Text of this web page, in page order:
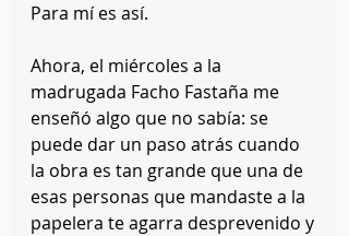
Para mí es así.
Ahora, el miércoles a la
madrugada Facho Fastaña me
enseñó algo que no sabía: se
puede dar un paso atrás cuando
la obra es tan grande que una de
esas personas que mandaste a la
papelera te agarra desprevenido y